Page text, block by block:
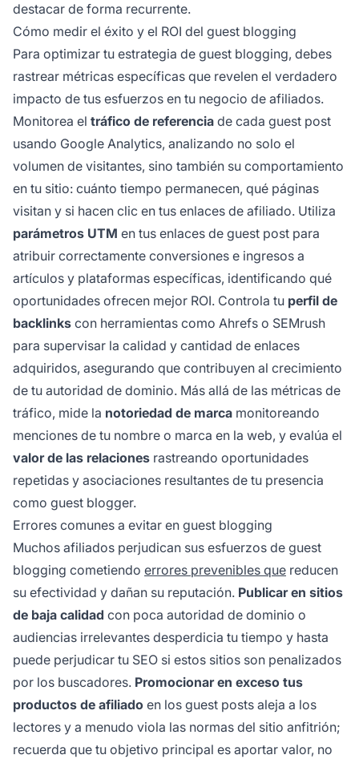
destacar de forma recurrente.
Cómo medir el éxito y el ROI del guest blogging
Para optimizar tu estrategia de guest blogging, debes
rastrear métricas específicas que revelen el verdadero
impacto de tus esfuerzos en tu negocio de afiliados.
Monitorea el tráfico de referencia de cada guest post
usando Google Analytics, analizando no solo el
volumen de visitantes, sino también su comportamiento
en tu sitio: cuánto tiempo permanecen, qué páginas
visitan y si hacen clic en tus enlaces de afiliado. Utiliza
parámetros UTM en tus enlaces de guest post para
atribuir correctamente conversiones e ingresos a
artículos y plataformas específicas, identificando qué
oportunidades ofrecen mejor ROI. Controla tu perfil de
backlinks con herramientas como Ahrefs o SEMrush
para supervisar la calidad y cantidad de enlaces
adquiridos, asegurando que contribuyen al crecimiento
de tu autoridad de dominio. Más allá de las métricas de
tráfico, mide la notoriedad de marca monitoreando
menciones de tu nombre o marca en la web, y evalúa el
valor de las relaciones rastreando oportunidades
repetidas y asociaciones resultantes de tu presencia
como guest blogger.
Errores comunes a evitar en guest blogging
Muchos afiliados perjudican sus esfuerzos de guest
blogging cometiendo errores prevenibles que reducen
su efectividad y dañan su reputación. Publicar en sitios
de baja calidad con poca autoridad de dominio o
audiencias irrelevantes desperdicia tu tiempo y hasta
puede perjudicar tu SEO si estos sitios son penalizados
por los buscadores. Promocionar en exceso tus
productos de afiliado en los guest posts aleja a los
lectores y a menudo viola las normas del sitio anfitrión;
recuerda que tu objetivo principal es aportar valor, no